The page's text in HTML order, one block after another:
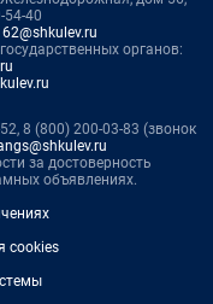
54-40
62@shkulev.ru
органов:
8 (800) 200-03-83 (звонок
за достоверность
объявлениях.
cookies